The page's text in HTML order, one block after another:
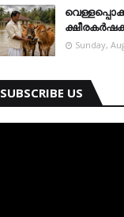
Sunday,
SUBSCRIBE US